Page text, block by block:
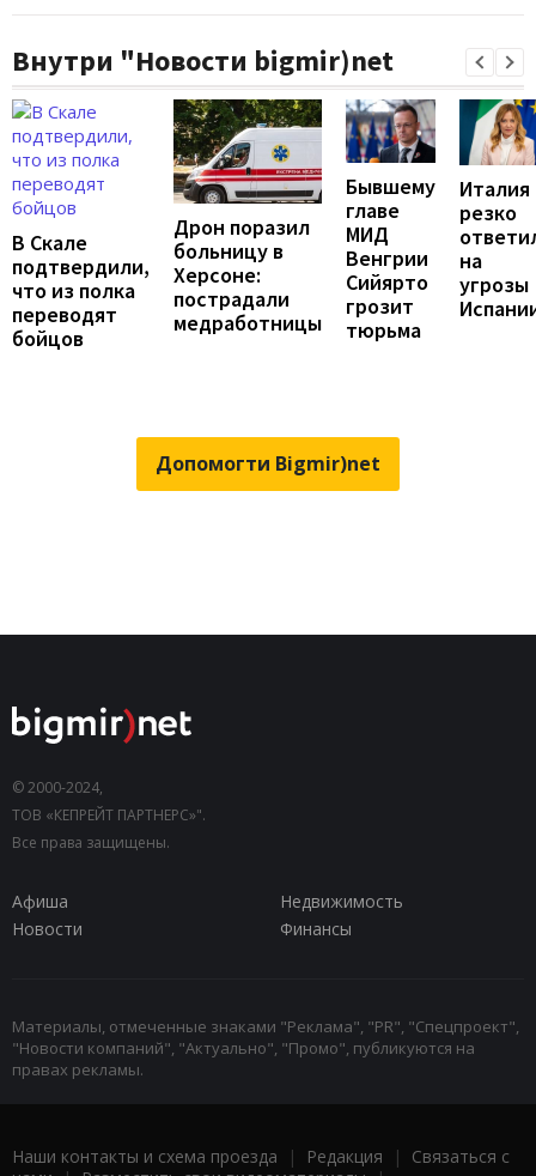
Внутри "Новости bigmir)net
В Скале
подтвердили,
что из полка
переводят
бойцов
Дрон поразил
больницу в
Херсоне:
пострадали
медработницы
Бывшему
главе
МИД
Венгрии
Сийярто
грозит
тюрьма
Италия
резко
на
угрозы
Допомогти Bigmir)net
© 2000-2024,
ТОВ «КЕПРЕЙТ ПАРТНЕРС»".
Все права защищены.
Афиша
Недвижимость
Новости
Финансы
Материалы, отмеченные знаками "Реклама", "PR", "Спецпроект",
"Новости компаний", "Актуально", "Промо", публикуются на
правах рекламы.
Наши контакты и схема проезда | Редакция | Связаться с